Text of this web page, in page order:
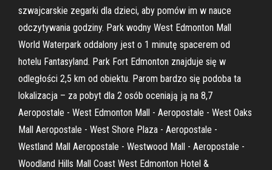
szwajcarskie zegarki dla dzieci, aby pomów im w nauce
odczytywania godziny. Park wodny West Edmonton Mall
World Waterpark oddalony jest o 1 minutę spacerem od
hotelu Fantasyland. Park Fort Edmonton znajduje się w
odległości 2,5 km od obiektu. Parom bardzo się podoba ta
lokalizacja – za pobyt dla 2 osób oceniają ją na 8,7
Aeropostale - West Edmonton Mall - Aeropostale - West Oaks
Mall Aeropostale - West Shore Plaza - Aeropostale -
Westland Mall Aeropostale - Westwood Mall - Aeropostale -
Woodland Hills Mall Coast West Edmonton Hotel &